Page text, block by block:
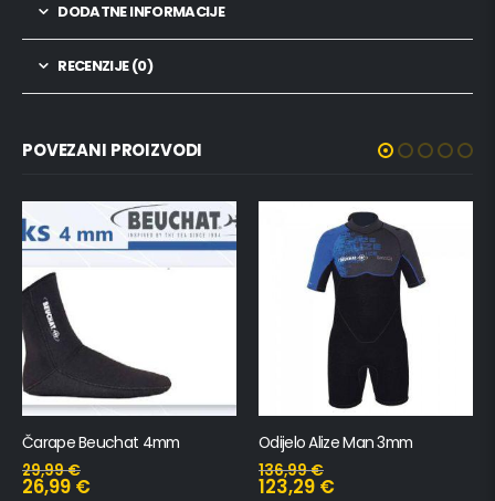
DODATNE INFORMACIJE
RECENZIJE (0)
POVEZANI PROIZVODI
Čarape Beuchat 4mm
29,99€
26,99 €
Odijelo Alize Man 3mm
136,99€
123,29 €